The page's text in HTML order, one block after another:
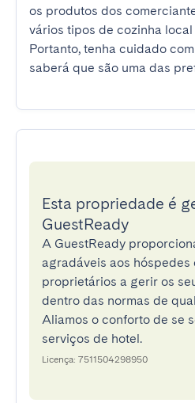
os produtos dos
vários tipos de cozinha
Portanto, tenha cuidado
saberá que são uma das
Esta propriedade é
GuestReady
A GuestReady
agradáveis aos hóspedes
proprietários a gerir os
dentro das normas de
Aliamos o conforto de se
serviços de hotel.
Licença: 7511504298950